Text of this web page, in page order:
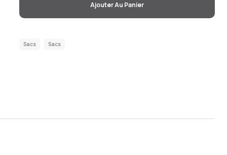
Ajouter Au Panier
Sacs Sacs